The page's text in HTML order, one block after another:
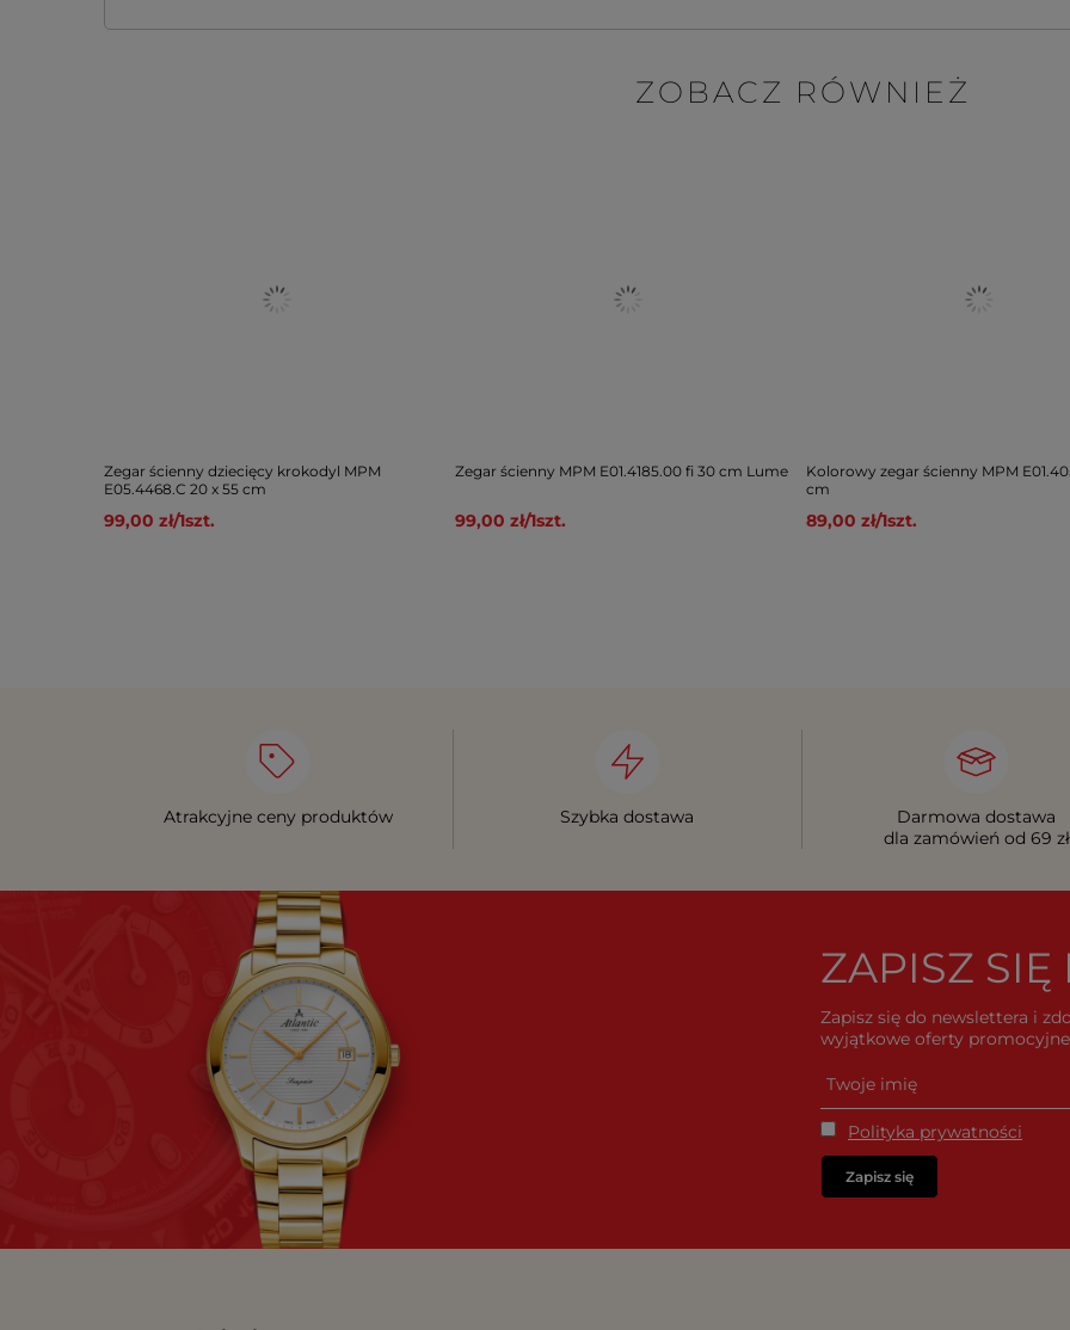
ZOBACZ RÓWNIEŻ
Zegar ścienny dziecięcy krokodyl MPM
E05.4468.C 20 x 55 cm
99,00 zł/1szt.
Zegar ścienny MPM E01.4185.00 fi 30 cm Lume
99,00 zł/1szt.
Kolorowy zegar ścienny MPM
cm
89,00 zł/1szt.
Atrakcyjne ceny produktów Szybka dostawa
Darmowa dostawa
dla zamówień od 69 zł
ZAPISZ SIĘ
Zapisz się do newslettera i
wyjątkowe oferty
Polityka prywatności
Zapisz się